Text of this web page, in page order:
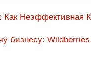
Как
бизнесу: